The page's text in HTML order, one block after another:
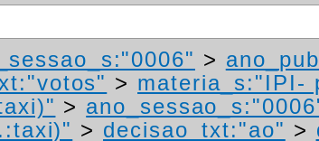
>
> materia_s:"IPI-
>
> decisao_txt:"ao" >